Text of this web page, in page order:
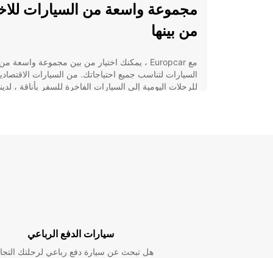
مجموعة واسعة من السيارات
من بينها
مع Europcar ، يمكنك اختيار من بين مجموعة واسعة من
السيارات لتناسب جميع احتياجاتك. من السيارات
للرحلات اليومية إلى السيارات الفاخرة للسفر بأناقة ،
عروض خاصة وتخفيضات
سيارات الدفع الرباعي
هل تبحث عن سيارة دفع رباعي لرحلتك